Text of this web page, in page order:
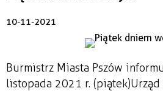
10-11-2021
Burmistrz Miasta Pszów
listopada 2021 r. (piątek)